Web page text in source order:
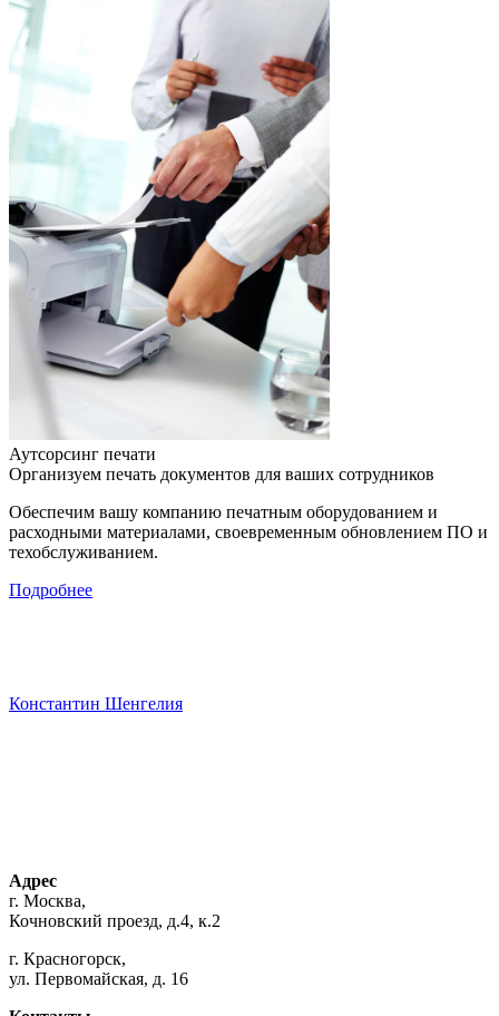
Аутсорсинг печати
Организуем печать документов для ваших сотрудников
Обеспечим вашу компанию печатным оборудованием и
расходными материалами, своевременным обновлением ПО и
техобслуживанием.
Подробнее
Константин Шенгелия
Адрес
г. Москва,
Кочновский проезд, д.4, к.2
г. Красногорск,
ул. Первомайская, д. 16